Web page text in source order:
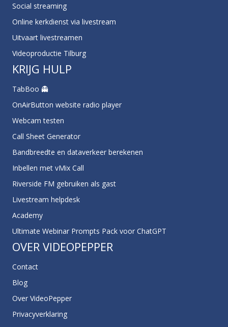
Social streaming
Online kerkdienst via livestream
Uitvaart livestreamen
Videoproductie Tilburg
KRIJG HULP
TabBoo 👻
OnAirButton website radio player
Webcam testen
Call Sheet Generator
Bandbreedte en dataverkeer berekenen
Inbellen met vMix Call
Riverside FM gebruiken als gast
Livestream helpdesk
Academy
Ultimate Webinar Prompts Pack voor ChatGPT
OVER VIDEOPEPPER
Contact
Blog
Over VideoPepper
Privacyverklaring